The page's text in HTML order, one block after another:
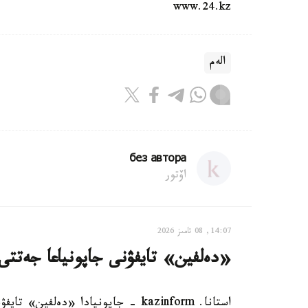
www.24.kz
الەم
без автора
اۆتور
14:07, 08 تامىز 2026
«دەلفين» تايفۋنى جاپونياعا جەتتى: 500 دەن استام رەيس
استانا. kazinform - جاپونيادا «دەلفين» تايفۋنىنا بايلانىستى 500 دەن استام اۋە رەيسى توقتاتىلدى.